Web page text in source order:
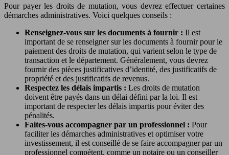
Pour payer les droits de mutation, vous devrez effectuer certaines
démarches administratives. Voici quelques conseils :
Renseignez-vous sur les documents à fournir : Il est
important de se renseigner sur les documents à fournir pour le
paiement des droits de mutation, qui varient selon le type de
transaction et le département. Généralement, vous devrez
fournir des pièces justificatives d’identité, des justificatifs de
propriété et des justificatifs de revenus.
Respectez les délais impartis : Les droits de mutation
doivent être payés dans un délai défini par la loi. Il est
important de respecter les délais impartis pour éviter des
pénalités.
Faites-vous accompagner par un professionnel : Pour
faciliter les démarches administratives et optimiser votre
investissement, il est conseillé de se faire accompagner par un
professionnel compétent, comme un notaire ou un conseiller